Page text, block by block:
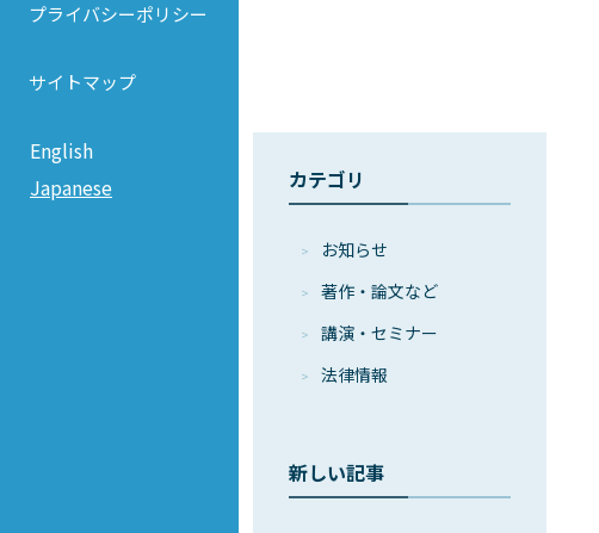
プライバシーポリシー
サイトマップ
English
Japanese
カテゴリ
お知らせ
著作・論⽂など
講演・セミナー
法律情報
新しい記事